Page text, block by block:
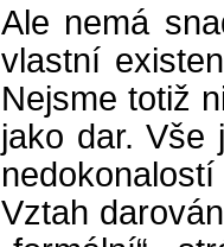
Ale nemá
vlastní
Nejsme totiž
jako dar. Vše
Vztah